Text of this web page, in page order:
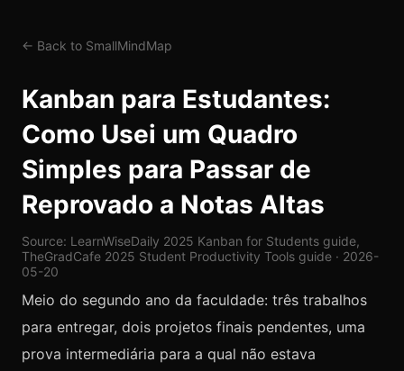
← Back to SmallMindMap
Kanban para Estudantes:
Como Usei um Quadro
Simples para Passar de
Reprovado a Notas Altas
Source: LearnWiseDaily 2025 Kanban for Students guide,
TheGradCafe 2025 Student Productivity Tools guide · 2026-
05-20
Meio do segundo ano da faculdade: três trabalhos
para entregar, dois projetos finais pendentes, uma
prova intermediária para a qual não estava